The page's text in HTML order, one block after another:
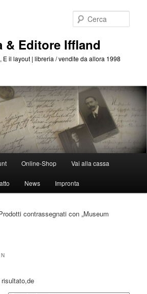
& Editore Iffland
E il layout | libreria / vendite da allora 1998
Online-Shop Vai alla cassa
News Impronta
contrassegnati con „Museum